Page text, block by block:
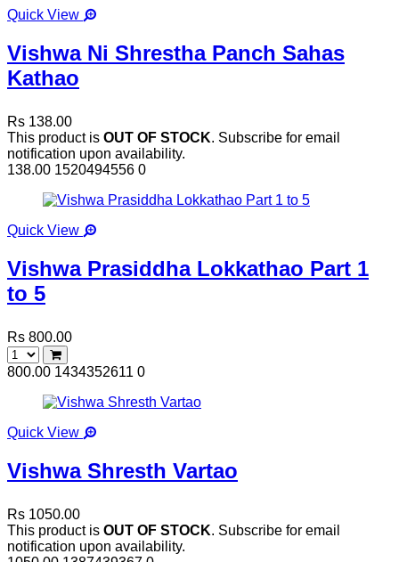
Quick View
Vishwa Ni Shrestha Panch Sahas
Kathao
Rs 138.00
This product is OUT OF STOCK. Subscribe for email
notification upon availability.
138.00 1520494556 0
Quick View
Vishwa Prasiddha Lokkathao Part 1
to 5
Rs 800.00
800.00 1434352611 0
Quick View
Vishwa Shresth Vartao
Rs 1050.00
This product is OUT OF STOCK. Subscribe for email
notification upon availability.